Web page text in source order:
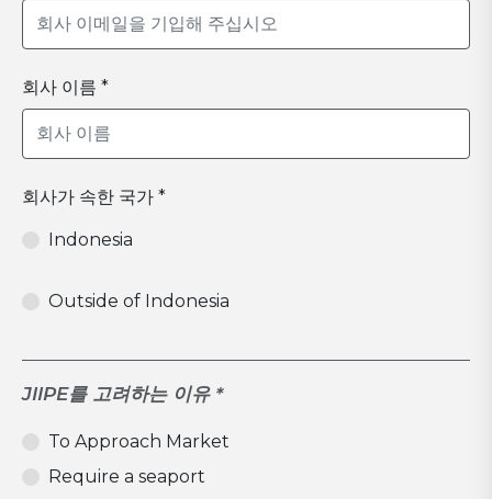
회사 이름 *
회사가 속한 국가 *
Indonesia
Outside of Indonesia
JIIPE를 고려하는 이유 *
To Approach Market
Require a seaport